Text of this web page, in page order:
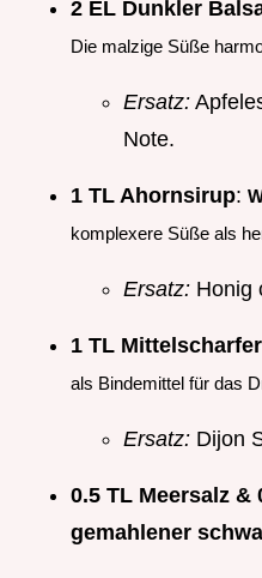
2 EL Dunkler
Die malzige Süße
Ersatz:
Note.
1 TL Ahornsirup:
komplexere Süße als
Ersatz: Honig
1 TL
als Bindemittel für das
Ersatz: Dijon
0.5 TL Meersalz &
gemahlener